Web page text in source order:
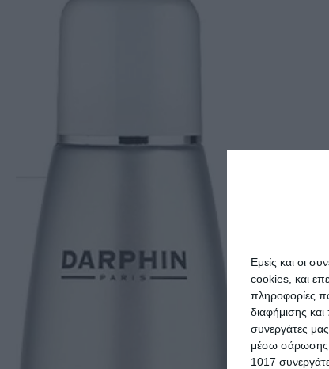
Εμείς και οι
cookies, και
πληροφορίες
διαφήμισης
συνεργάτες
μέσω σάρωσης
1017